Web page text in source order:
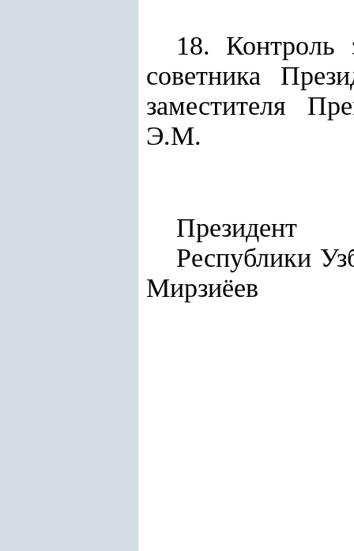
18. Контроль
советника
заместителя
Э.М.
Президент
Мирзиёев